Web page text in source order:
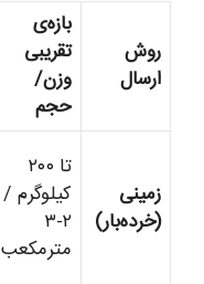
روش
ارسال
بازه‌ی
تقریبی
وزن/
حجم
زمینی
(خرده‌بار)
تا ۲۰۰
کیلوگرم /
۲-۳
مترمکعب